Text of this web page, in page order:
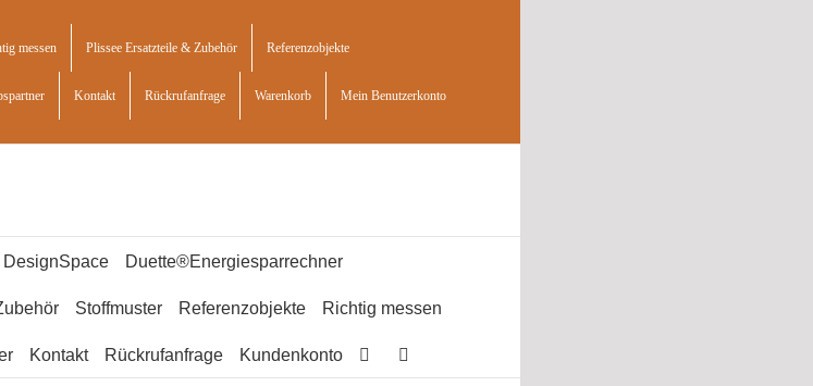
messen Plissee Ersatzteile & Zubehör Referenzobjekte
Kontakt Rückrufanfrage Warenkorb Mein Benutzerkonto
DesignSpace Duette®Energiesparrechner
Stoffmuster Referenzobjekte Richtig messen
Kontakt Rückrufanfrage Kundenkonto